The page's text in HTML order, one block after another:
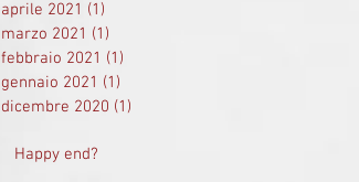
aprile 2021 (1)
marzo 2021 (1)
febbraio 2021 (1)
gennaio 2021 (1)
dicembre 2020 (1)
Happy end?